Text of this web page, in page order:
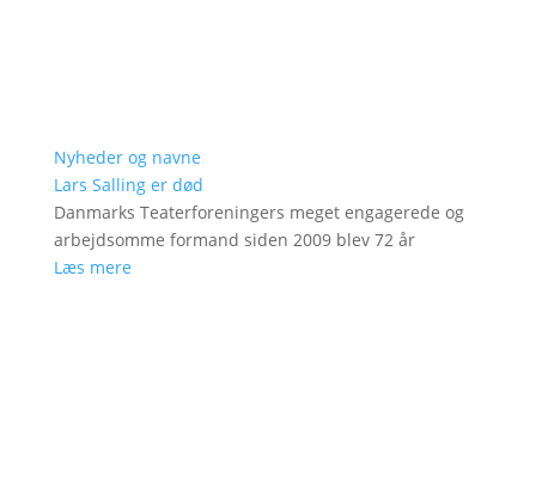
Nyheder og navne
Lars Salling er død
Danmarks Teaterforeningers meget engagerede og
arbejdsomme formand siden 2009 blev 72 år
Læs mere